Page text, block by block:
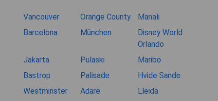
Vancouver Orange County
Manali
Barcelona
München
Disney World
Orlando
Jakarta
Pulaski
Maribo
Bastrop
Palisade
Hvide Sande
Westminster
Adare
Lleida